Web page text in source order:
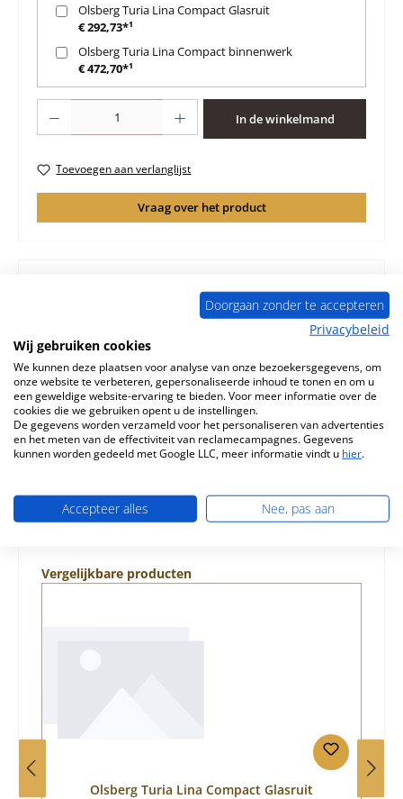
Olsberg Turia Lina Compact Glasruit
€ 292,73*¹
Olsberg Turia Lina Compact binnenwerk
€ 472,70*¹
In de winkelmand
Toevoegen aan verlanglijst
Vraag over het product
glasruit afdichting voor de Houtkachel Olsberg Turia Lina
Compact Olsberg Turia Lina Compact glasruit afdichting
Kerngegev…Meer
Eigenschappen
Informatie over productveiligheid
Productgalerij overslaan
Vergelijkbare producten
Olsberg Turia Lina Compact Glasruit
Doorgaan zonder te accepteren
Privacybeleid
Wij gebruiken cookies
We kunnen deze plaatsen voor analyse van onze bezoekersgegevens, om
onze website te verbeteren, gepersonaliseerde inhoud te tonen en om u
een geweldige website-ervaring te bieden. Voor meer informatie over de
cookies die we gebruiken opent u de instellingen.
De gegevens worden verzameld voor het personaliseren van advertenties
en het meten van de effectiviteit van reclamecampagnes. Gegevens
kunnen worden gedeeld met Google LLC, meer informatie vindt u hier.
Accepteer alles Nee, pas aan